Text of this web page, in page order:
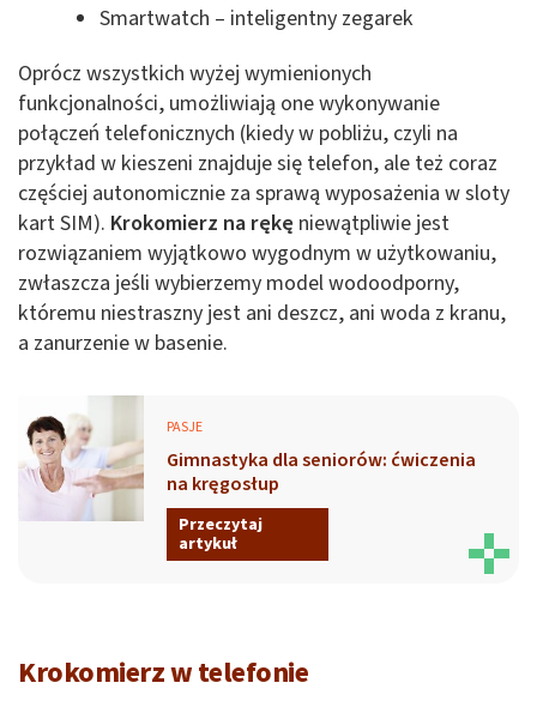
Smartwatch – inteligentny zegarek
Oprócz wszystkich wyżej wymienionych
funkcjonalności, umożliwiają one wykonywanie
połączeń telefonicznych (kiedy w pobliżu, czyli na
przykład w kieszeni znajduje się telefon, ale też coraz
częściej autonomicznie za sprawą wyposażenia w sloty
kart SIM). Krokomierz na rękę niewątpliwie jest
rozwiązaniem wyjątkowo wygodnym w użytkowaniu,
zwłaszcza jeśli wybierzemy model wodoodporny,
któremu niestraszny jest ani deszcz, ani woda z kranu,
a zanurzenie w basenie.
PASJE
Gimnastyka dla seniorów: ćwiczenia
na kręgosłup
Przeczytaj
artykuł
Krokomierz w telefonie